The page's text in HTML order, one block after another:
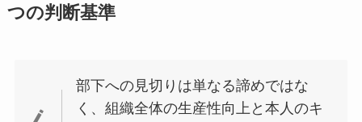
つの判断基準
部下への見切りは単なる諦めではな
く、組織全体の生産性向上と本人のキ